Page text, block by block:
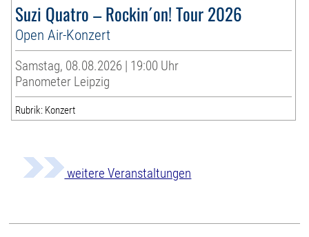
Suzi Quatro – Rockin´on! Tour 2026
Open Air-Konzert
Samstag, 08.08.2026 | 19:00 Uhr
Panometer Leipzig
Rubrik: Konzert
weitere Veranstaltungen